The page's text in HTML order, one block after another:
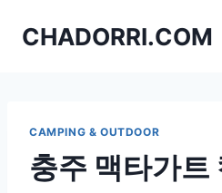
CHADORRI.COM
CAMPING & OUTDOOR
충주 맥타가트